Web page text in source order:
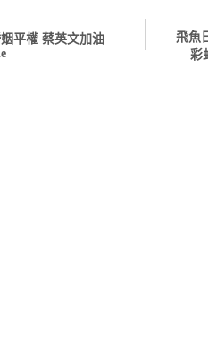
平權 蔡英文加油
飛魚
彩